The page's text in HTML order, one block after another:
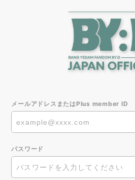
メールアドレスまたはPlus member ID
パスワード